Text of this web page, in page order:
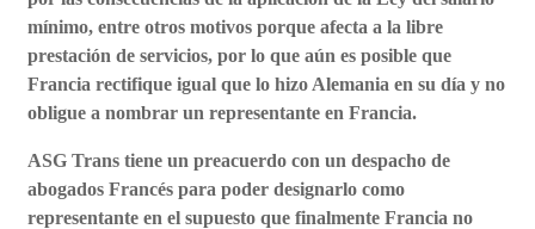
mínimo, entre otros motivos porque afecta a la libre
prestación de servicios, por lo que aún es posible que
Francia rectifique igual que lo hizo Alemania en su día y no
obligue a nombrar un representante en Francia.
ASG Trans tiene un preacuerdo con un despacho de
abogados Francés para poder designarlo como
representante en el supuesto que finalmente Francia no